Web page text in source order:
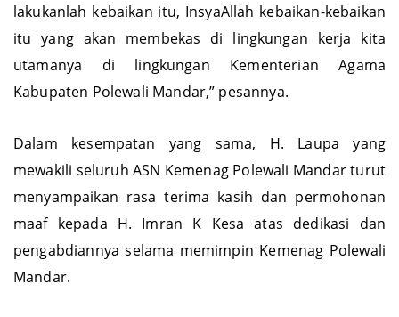
lakukanlah kebaikan itu, InsyaAllah kebaikan-kebaikan
itu yang akan membekas di lingkungan kerja kita
utamanya di lingkungan Kementerian Agama
Kabupaten Polewali Mandar,” pesannya.
Dalam kesempatan yang sama, H. Laupa yang
mewakili seluruh ASN Kemenag Polewali Mandar turut
menyampaikan rasa terima kasih dan permohonan
maaf kepada H. Imran K Kesa atas dedikasi dan
pengabdiannya selama memimpin Kemenag Polewali
Mandar.